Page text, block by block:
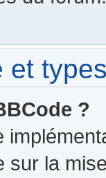
et
?
la